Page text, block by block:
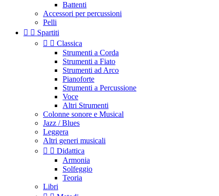
Battenti
Accessori per percussioni
Pelli
  Spartiti
  Classica
Strumenti a Corda
Strumenti a Fiato
Strumenti ad Arco
Pianoforte
Strumenti a Percussione
Voce
Altri Strumenti
Colonne sonore e Musical
Jazz / Blues
Leggera
Altri generi musicali
  Didattica
Armonia
Solfeggio
Teoria
Libri